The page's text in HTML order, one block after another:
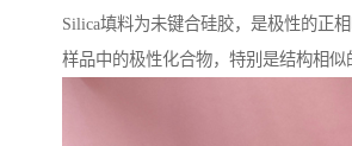
Silica填料为未键合硅胶，是极性的正
样品中的极性化合物，特别是结构相似